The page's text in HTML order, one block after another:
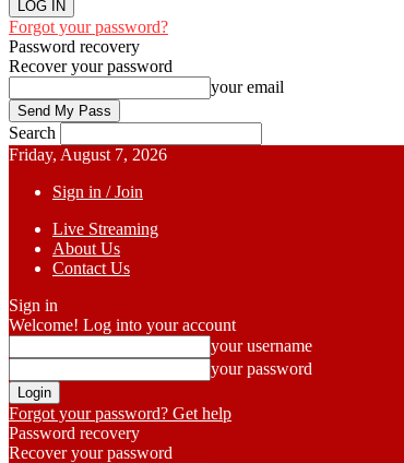
Forgot your password?
Password recovery
Recover your password
your email
Search
Friday, August 7, 2026
Sign in / Join
Live Streaming
About Us
Contact Us
Sign in
Welcome! Log into your account
your username
your password
Forgot your password? Get help
Password recovery
Recover your password